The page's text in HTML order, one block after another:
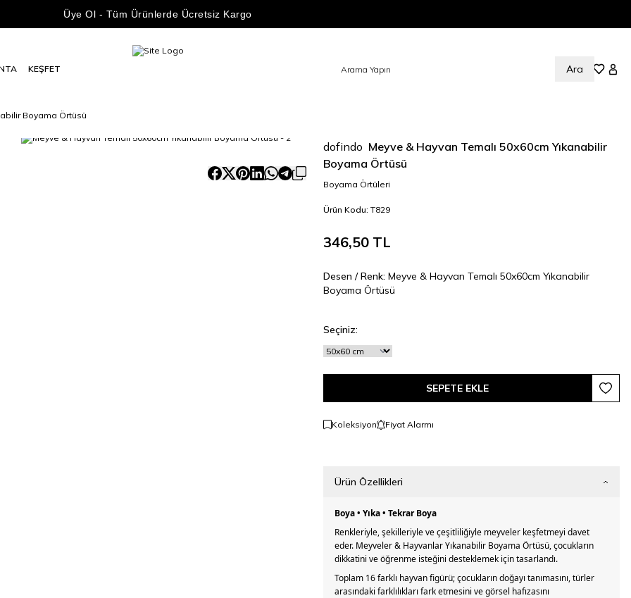
Üye Ol - Tüm Ürünlerde Ücretsiz Kargo
KEŞFET AraSepetim
Boyama Örtüsü
dofindo Meyve & Hayvan Temalı 50x60cm Yıkanabilir
Boyama Örtüsü
Boyama Örtüleri
Ürün Kodu: T829
346,50TL
Desen / Renk: Meyve & Hayvan Temalı 50x60cm Yıkanabilir
Boyama Örtüsü
Seçiniz:
SEPETE EKLE
Koleksiyon Fiyat Alarmı
Ürün Özellikleri
Boya • Yıka • Tekrar Boya
Renkleriyle, şekilleriyle ve çeşitliliğiyle meyveler keşfetmeyi davet
eder. Meyveler & Hayvanlar Yıkanabilir Boyama Örtüsü, çocukların
dikkatini ve öğrenme isteğini desteklemek için tasarlandı.
Toplam 16 farklı hayvan figürü; çocukların doğayı tanımasını, türler
arasındaki farklılıkları fark etmesini ve görsel hafızasını